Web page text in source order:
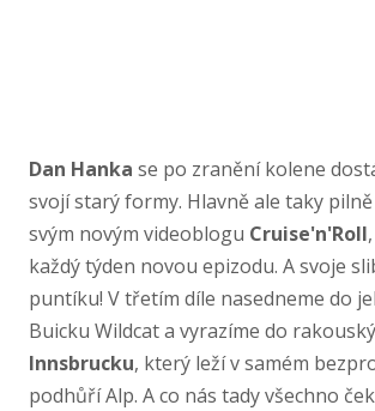
Dan Hanka se po zranění kolene
svojí starý formy. Hlavně ale taky
svým novým videoblogu Cruise'n'Roll
každý týden novou epizodu. A svoje
puntíku! V třetím díle nasedneme do
Buicku Wildcat a vyrazíme do
Innsbrucku, který leží v samém
podhůří Alp. A co nás tady všechno